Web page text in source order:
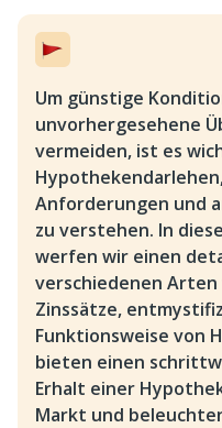
Um günstige
unvorhergesehene
vermeiden, ist es
Anforderungen und
zu verstehen. In
werfen wir einen
verschiedenen
Zinssätze,
Funktionsweise von
bieten einen
Erhalt einer
Markt und